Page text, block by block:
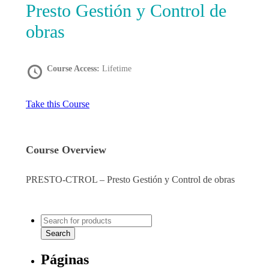
Presto Gestión y Control de
obras
Course Access: Lifetime
Take this Course
Course Overview
PRESTO-CTROL – Presto Gestión y Control de obras
Páginas